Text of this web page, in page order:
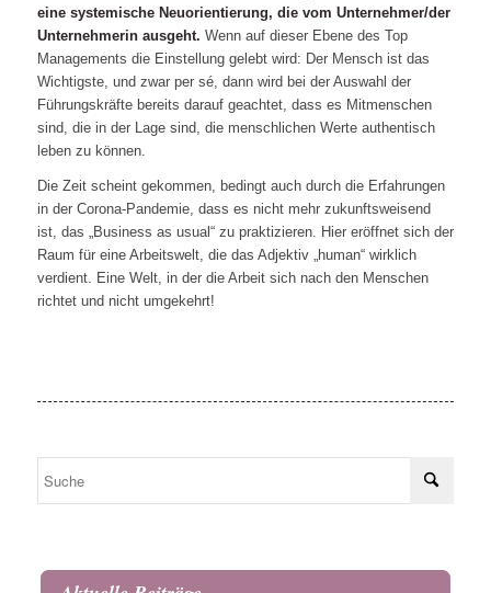
eine systemische Neuorientierung, die vom Unternehmer/der
Unternehmerin ausgeht. Wenn auf dieser Ebene des Top
Managements die Einstellung gelebt wird: Der Mensch ist das
Wichtigste, und zwar per sé, dann wird bei der Auswahl der
Führungskräfte bereits darauf geachtet, dass es Mitmenschen
sind, die in der Lage sind, die menschlichen Werte authentisch
leben zu können.
Die Zeit scheint gekommen, bedingt auch durch die Erfahrungen
in der Corona-Pandemie, dass es nicht mehr zukunftsweisend
ist, das „Business as usual“ zu praktizieren. Hier eröffnet sich der
Raum für eine Arbeitswelt, die das Adjektiv „human“ wirklich
verdient. Eine Welt, in der die Arbeit sich nach den Menschen
richtet und nicht umgekehrt!